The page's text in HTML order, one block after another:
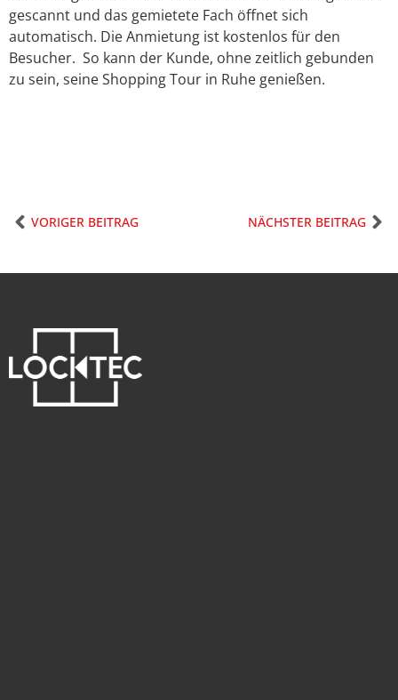
gescannt und das gemietete Fach öffnet sich
automatisch. Die Anmietung ist kostenlos für den
Besucher. So kann der Kunde, ohne zeitlich gebunden
zu sein, seine Shopping Tour in Ruhe genießen.
VORIGER BEITRAG NÄCHSTER BEITRAG